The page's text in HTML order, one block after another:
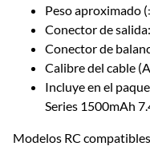
Peso aproximado
Conector de
Conector de
Calibre del cable
Incluye en el
Series 1500mAh
Modelos RC compatibles